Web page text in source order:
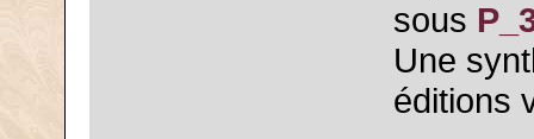
sous
Une
éditions